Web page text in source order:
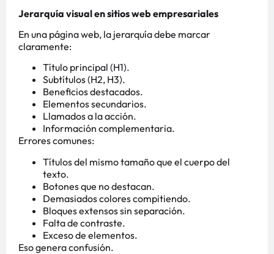
Jerarquía visual en sitios web empresariales
En una página web, la jerarquía debe marcar
claramente:
Título principal (H1).
Subtítulos (H2, H3).
Beneficios destacados.
Elementos secundarios.
Llamados a la acción.
Información complementaria.
Errores comunes:
Títulos del mismo tamaño que el cuerpo del
texto.
Botones que no destacan.
Demasiados colores compitiendo.
Bloques extensos sin separación.
Falta de contraste.
Exceso de elementos.
Eso genera confusión.